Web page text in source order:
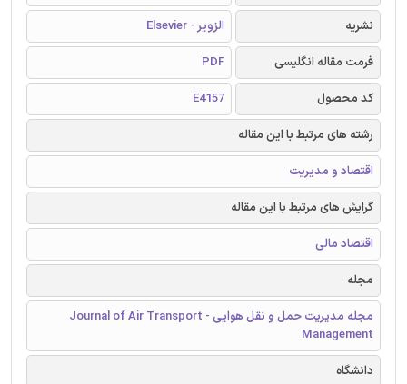
نشریه
الزویر - Elsevier
فرمت مقاله انگلیسی
PDF
کد محصول
E4157
رشته های مرتبط با این مقاله
اقتصاد و مدیریت
گرایش های مرتبط با این مقاله
اقتصاد مالی
مجله
مجله مدیریت حمل و نقل هوایی - Journal of Air Transport
Management
دانشگاه